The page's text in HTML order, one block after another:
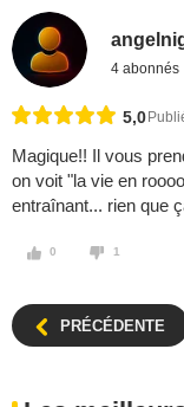
4 abonnés
5,0
Magique!! Il vous
on voit "la vie en
entraînant... rien que
0 1
PRÉCÉDENTE